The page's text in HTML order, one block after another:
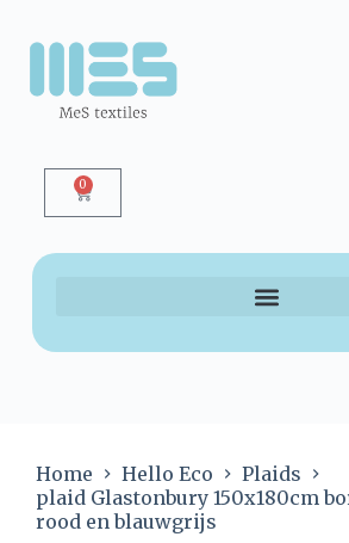
0
Home Hello Eco
Plaids
plaid Glastonbury 150x180cm
rood en blauwgrijs